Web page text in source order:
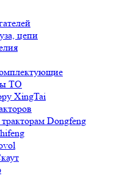
цепи
ТО
XingTai
Dongfeng